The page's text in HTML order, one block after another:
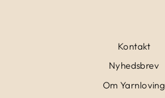
Kontakt
Nyhedsbrev
Om Yarnloving